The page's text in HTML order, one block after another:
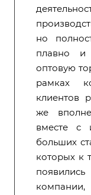
но
плавно и
оптовую
рамках
клиентов
же
вместе с
больших
которых к